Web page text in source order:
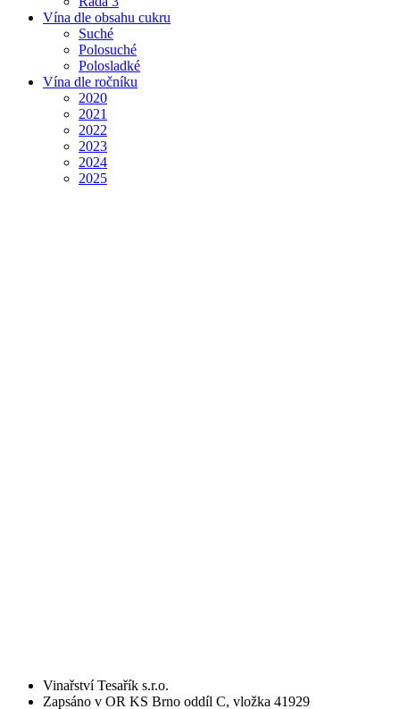
Vína dle obsahu cukru
Suché
Polosuché
Polosladké
Vína dle ročníku
2020
2021
2022
2023
2024
2025
Vinařství Tesařík s.r.o.
Zapsáno v OR KS Brno oddíl C, vložka 41929